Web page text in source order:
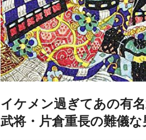
イケメン過ぎてあの有
武将・片倉重長の難儀